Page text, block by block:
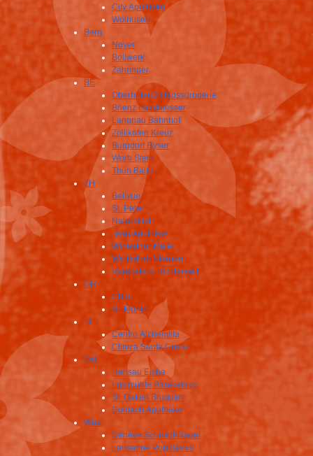
City Apotheke
Wolhusen
Bern
Noyer
Bollwerk
Zähringer
BE
Oberhofen Schlossdrogerie
Brienz Landmesser
Langnau Bahnhof
Zollikofen Kreuz
Burgdorf Ryser
Worb Stern
Thun Bälliz
ZH
Bellvue
St. Peter
Naturefirst
Berg Apotheke
Winterthur Meier
Winterthur Sternen
Paracelsus Richterswil
GR
Chur
St. Moritz
TI
Centro Alchemilla
Clinica Santa Croce
Ost
Herisau Eiche
Lustmühle Paracelsus
St. Gallen Bruggen
Goldach Apotheke
West
Génève Schmidt-Nagel
Lausanne Populaires